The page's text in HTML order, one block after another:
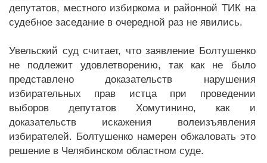
депутатов, местного избиркома и районной ТИК на
судебное заседание в очередной раз не явились.
Увельский суд считает, что заявление Болтушенко
не подлежит удовлетворению, так как не было
представлено доказательств нарушения
избирательных прав истца при проведении
выборов депутатов Хомутинино, как и
доказательств искажения волеизъявления
избирателей. Болтушенко намерен обжаловать это
решение в Челябинском областном суде.